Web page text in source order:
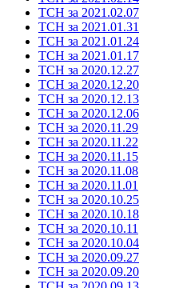
ТСН за 2021.02.07
ТСН за 2021.01.31
ТСН за 2021.01.24
ТСН за 2021.01.17
ТСН за 2020.12.27
ТСН за 2020.12.20
ТСН за 2020.12.13
ТСН за 2020.12.06
ТСН за 2020.11.29
ТСН за 2020.11.22
ТСН за 2020.11.15
ТСН за 2020.11.08
ТСН за 2020.11.01
ТСН за 2020.10.25
ТСН за 2020.10.18
ТСН за 2020.10.11
ТСН за 2020.10.04
ТСН за 2020.09.27
ТСН за 2020.09.20